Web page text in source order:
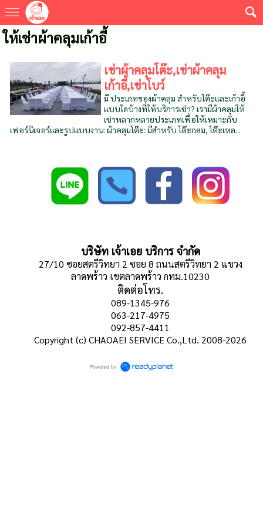
ให้เช่าผ้าคลุมเก้าอี้
เช่าผ้าคลุมโต๊ะ,เช่าผ้าคลุม
เก้าอี้,เช่าโบว์
มี ประเภทของผ้าคลุม สำหรับโต๊ะและเก้าอี้
แบบใดบ้างที่ให้บริการเช่า? เรามีผ้าคลุมให้
เช่าหลากหลายประเภทเพื่อให้เหมาะกับ
เฟอร์นิเจอร์และรูปแบบงาน: ผ้าคลุมโต๊ะ: มีสำหรับ โต๊ะกลม, โต๊ะเหล...
บริษัท เจ้าเอย บริการ จำกัด
27/10 ซอยสตรีวิทยา 2 ซอย 8 ถนนสตรีวิทยา 2 แขวง
ลาดพร้าว เขตลาดพร้าว กทม.10230
ติดต่อโทร.
089-1345-976
063-217-4975
092-857-4411
Copyright (c) CHAOAEI SERVICE Co.,Ltd. 2008-2026